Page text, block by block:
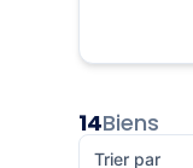
14Biens